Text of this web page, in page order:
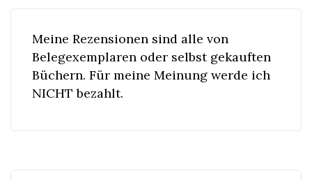
Meine Rezensionen sind alle von
Belegexemplaren oder selbst gekauften
Büchern. Für meine Meinung werde ich
NICHT bezahlt.